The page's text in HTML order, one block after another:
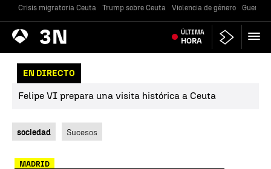
Crisis migratoria Ceuta Trump sobre Ceuta Violencia de género Guerra
Antena
3 Noticias ÚLTIMA
HORA
EN DIRECTO
Felipe VI prepara una visita histórica a Ceuta
sociedad Sucesos
MADRID